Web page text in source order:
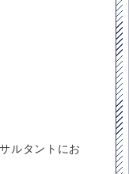
ルタントにお